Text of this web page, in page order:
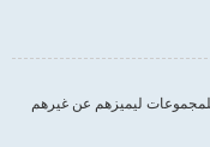
ليميزهم عن غيرهم